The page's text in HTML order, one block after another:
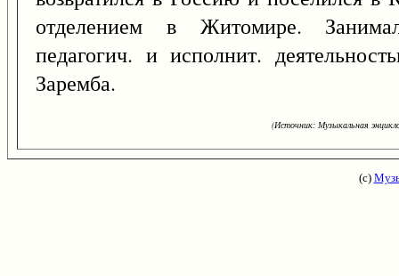
отделением в Житомире.
педагогич. и исполнит.
Заремба.
(Источник: Музыкальная
(с)